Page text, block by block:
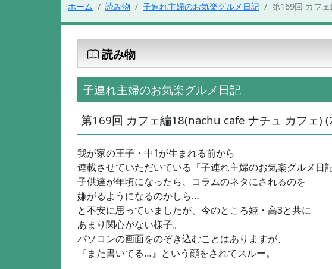
ホーム 読み物 子連れ主婦のお気楽グルメ日記 第169回 カフ
読み物
子連れ主婦のお気楽グルメ日記
第169回 カフェ編18(nachu cafe ナチュ カフェ)
我が家の王子・中1が生まれる前から
連載させていただいている「子連れ主婦のお気楽グルメ日記
子供達が年頃になったら、コラムのネタにされるのを
嫌がるようになるのかしら…
と不安に思っていましたが、今のところ姫・高3と共に
あまり関心がない様子。
パソコンの画面をのぞき込むことはありますが、
『また書いてる…』という顔をされてスルー。